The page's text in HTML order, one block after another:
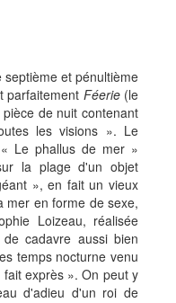
et pénultième
parfaitement Féerie(le
de nuit contenant
les visions ». Le
Le phallus de mer »
la plage d'un objet
», en fait un vieux
mer en forme de sexe,
Loizeau, réalisée
cadavre aussi bien
temps nocturne venu
exprès ». On peut y
d'adieu d'un roi de